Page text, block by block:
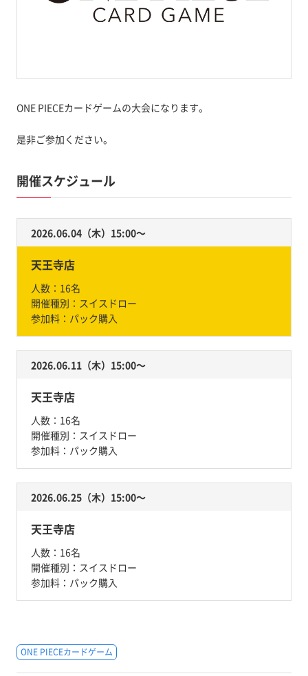
ONE PIECEカードゲームの大会になります。
是非ご参加ください。
開催スケジュール
2026.06.04（木）15:00〜
天王寺店
人数： 16名
開催種別： スイスドロー
参加料： パック購入
2026.06.11（木）15:00〜
天王寺店
人数： 16名
開催種別： スイスドロー
参加料： パック購入
2026.06.25（木）15:00〜
天王寺店
人数： 16名
開催種別： スイスドロー
参加料： パック購入
ONE PIECEカードゲーム